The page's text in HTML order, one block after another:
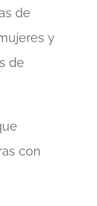
de
y
de
con